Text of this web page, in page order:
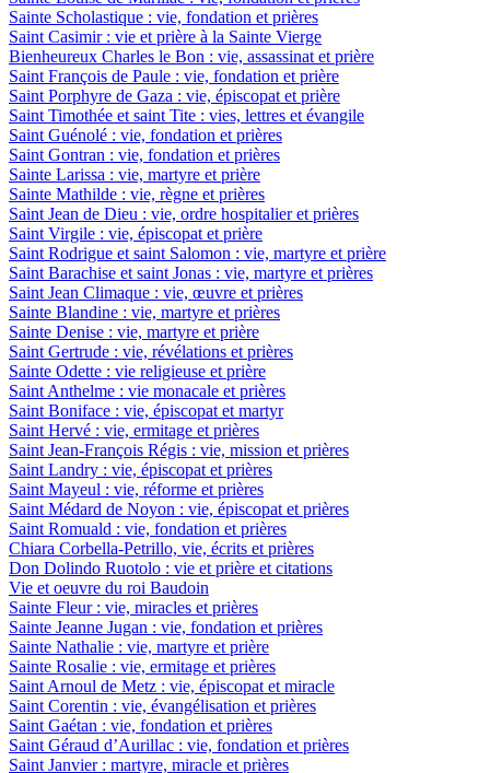
Sainte Scholastique : vie, fondation et prières
Saint Casimir : vie et prière à la Sainte Vierge
Bienheureux Charles le Bon : vie, assassinat et prière
Saint François de Paule : vie, fondation et prière
Saint Porphyre de Gaza : vie, épiscopat et prière
Saint Timothée et saint Tite : vies, lettres et évangile
Saint Guénolé : vie, fondation et prières
Saint Gontran : vie, fondation et prières
Sainte Larissa : vie, martyre et prière
Sainte Mathilde : vie, règne et prières
Saint Jean de Dieu : vie, ordre hospitalier et prières
Saint Virgile : vie, épiscopat et prière
Saint Rodrigue et saint Salomon : vie, martyre et prière
Saint Barachise et saint Jonas : vie, martyre et prières
Saint Jean Climaque : vie, œuvre et prières
Sainte Blandine : vie, martyre et prières
Sainte Denise : vie, martyre et prière
Saint Gertrude : vie, révélations et prières
Sainte Odette : vie religieuse et prière
Saint Anthelme : vie monacale et prières
Saint Boniface : vie, épiscopat et martyr
Saint Hervé : vie, ermitage et prières
Saint Jean-François Régis : vie, mission et prières
Saint Landry : vie, épiscopat et prières
Saint Mayeul : vie, réforme et prières
Saint Médard de Noyon : vie, épiscopat et prières
Saint Romuald : vie, fondation et prières
Chiara Corbella-Petrillo, vie, écrits et prières
Don Dolindo Ruotolo : vie et prière et citations
Vie et oeuvre du roi Baudoin
Sainte Fleur : vie, miracles et prières
Sainte Jeanne Jugan : vie, fondation et prières
Sainte Nathalie : vie, martyre et prière
Sainte Rosalie : vie, ermitage et prières
Saint Arnoul de Metz : vie, épiscopat et miracle
Saint Corentin : vie, évangélisation et prières
Saint Gaétan : vie, fondation et prières
Saint Géraud d’Aurillac : vie, fondation et prières
Saint Janvier : martyre, miracle et prières